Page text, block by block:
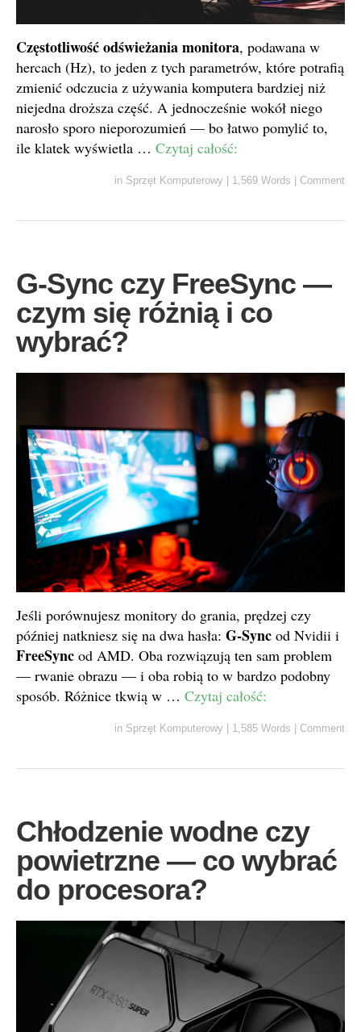
Częstotliwość odświeżania monitora, podawana w
hercach (Hz), to jeden z tych parametrów, które potrafią
zmienić odczucia z używania komputera bardziej niż
niejedna droższa część. A jednocześnie wokół niego
narosło sporo nieporozumień — bo łatwo pomylić to,
ile klatek wyświetla … Czytaj całość:
in Sprzęt Komputerowy 1,569 Words Comment
G-Sync czy FreeSync —
czym się różnią i co
wybrać?
Jeśli porównujesz monitory do grania, prędzej czy
później natkniesz się na dwa hasła: G-Sync od Nvidii i
FreeSync od AMD. Oba rozwiązują ten sam problem
— rwanie obrazu — i oba robią to w bardzo podobny
sposób. Różnice tkwią w … Czytaj całość:
in Sprzęt Komputerowy 1,585 Words Comment
Chłodzenie wodne czy
powietrzne — co wybrać
do procesora?